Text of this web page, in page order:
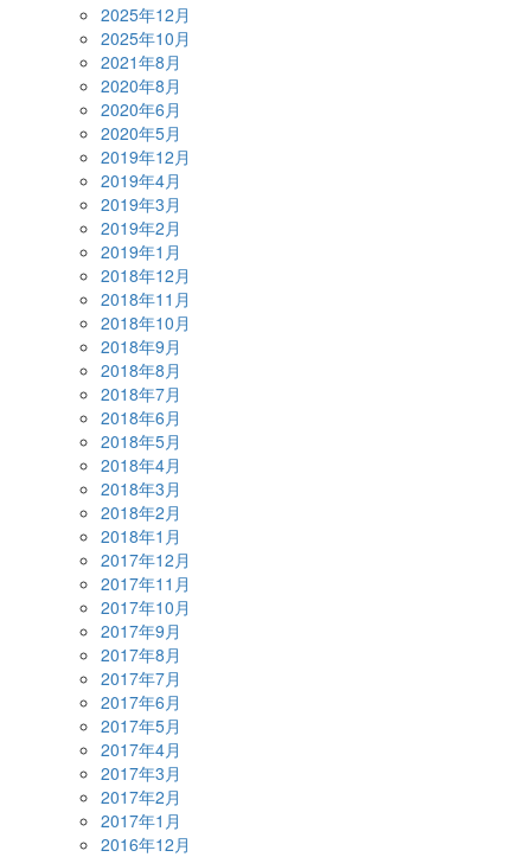
2025年12月
2025年10月
2021年8月
2020年8月
2020年6月
2020年5月
2019年12月
2019年4月
2019年3月
2019年2月
2019年1月
2018年12月
2018年11月
2018年10月
2018年9月
2018年8月
2018年7月
2018年6月
2018年5月
2018年4月
2018年3月
2018年2月
2018年1月
2017年12月
2017年11月
2017年10月
2017年9月
2017年8月
2017年7月
2017年6月
2017年5月
2017年4月
2017年3月
2017年2月
2017年1月
2016年12月